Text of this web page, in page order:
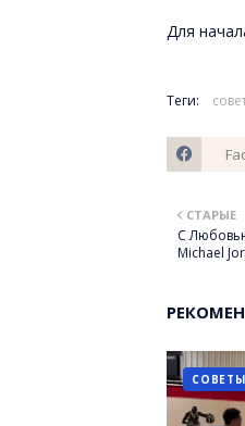
Для
Теги:
СТАРЫЕ
C
Michael